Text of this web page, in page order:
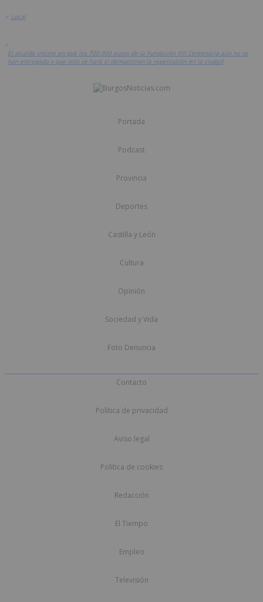
> Local
>
El alcalde insiste en que los 700.000 euros de la Fundación VIII Centenario aún no se
han entregado y que solo se hará si demuestran la repercusión en la ciudad
Portada
Podcast
Provincia
Deportes
Castilla y León
Cultura
Opinión
Sociedad y Vida
Foto Denuncia
Contacto
Política de privacidad
Aviso legal
Política de cookies
Redacción
El Tiempo
Empleo
Televisión